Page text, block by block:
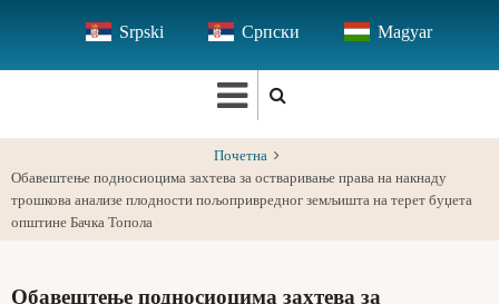
main
Srpski Српски Magyar
Почетна
Обавештење подносиоцима захтева за остваривање права на накнаду
трошкова анализе плодности пољопривредног земљишта на терет буџета
општине Бачка Топола
Обавештење подносиоцима захтева за